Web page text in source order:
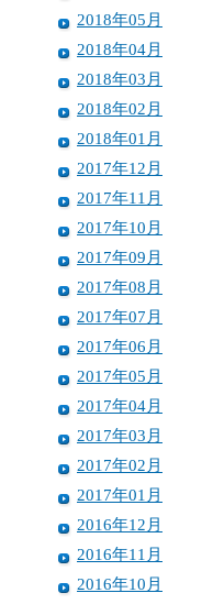
2018年05月
2018年04月
2018年03月
2018年02月
2018年01月
2017年12月
2017年11月
2017年10月
2017年09月
2017年08月
2017年07月
2017年06月
2017年05月
2017年04月
2017年03月
2017年02月
2017年01月
2016年12月
2016年11月
2016年10月